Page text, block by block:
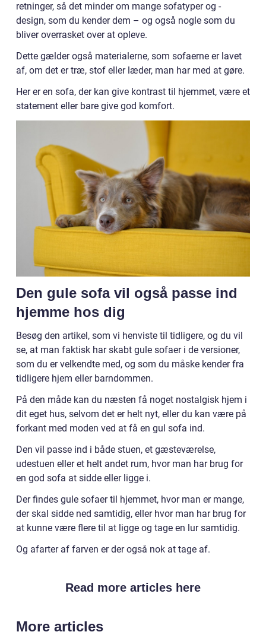
retninger, så det minder om mange sofatyper og -
design, som du kender dem – og også nogle som du
bliver overrasket over at opleve.
Dette gælder også materialerne, som sofaerne er lavet
af, om det er træ, stof eller læder, man har med at gøre.
Her er en sofa, der kan give kontrast til hjemmet, være et
statement eller bare give god komfort.
Den gule sofa vil også passe ind
hjemme hos dig
Besøg den artikel, som vi henviste til tidligere, og du vil
se, at man faktisk har skabt gule sofaer i de versioner,
som du er velkendte med, og som du måske kender fra
tidligere hjem eller barndommen.
På den måde kan du næsten få noget nostalgisk hjem i
dit eget hus, selvom det er helt nyt, eller du kan være på
forkant med moden ved at få en gul sofa ind.
Den vil passe ind i både stuen, et gæsteværelse,
udestuen eller et helt andet rum, hvor man har brug for
en god sofa at sidde eller ligge i.
Der findes gule sofaer til hjemmet, hvor man er mange,
der skal sidde ned samtidig, eller hvor man har brug for
at kunne være flere til at ligge og tage en lur samtidig.
Og afarter af farven er der også nok at tage af.
Read more articles here
More articles